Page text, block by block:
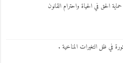
الحق في الحياة واحترام القانون
في ظل التغيرات المناخية .